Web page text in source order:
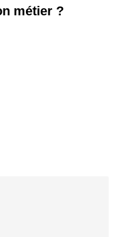
métier ?